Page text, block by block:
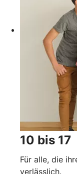
10 bis 17
Für alle, die
verlässlich.